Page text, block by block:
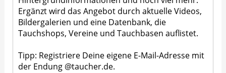
Ergänzt wird das Angebot durch aktuelle Videos,
Bildergalerien und eine Datenbank, die
Tauchshops, Vereine und Tauchbasen auflistet.
Tipp: Registriere Deine eigene E-Mail-Adresse mit
der Endung @taucher.de.